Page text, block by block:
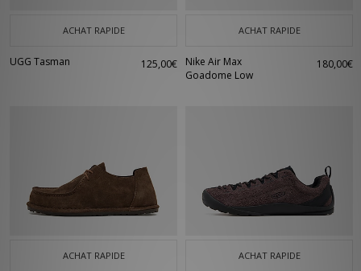
ACHAT RAPIDE
UGG Tasman 125,00€
ACHAT RAPIDE
Nike Air Max
Goadome Low
180,00€
ACHAT RAPIDE ACHAT RAPIDE